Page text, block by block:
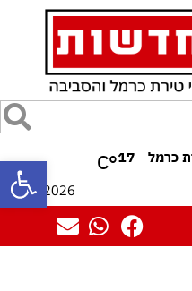
פתח 17
°C
08/08/2026